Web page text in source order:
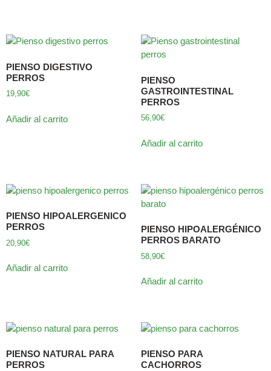
PIENSO DIGESTIVO
PERROS
19,90€
Añadir al carrito
PIENSO
GASTROINTESTINAL
PERROS
56,90€
Añadir al carrito
PIENSO HIPOALERGENICO
PERROS
20,90€
Añadir al carrito
PIENSO HIPOALERGÉNICO
PERROS BARATO
58,90€
Añadir al carrito
PIENSO NATURAL PARA
PERROS
PIENSO PARA
CACHORROS